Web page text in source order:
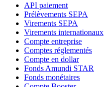
API paiement
Prélèvements SEPA
Virements SEPA
Virements internationaux
Compte entreprise
Comptes réglementés
Compte en dollar
Fonds Amundi STAR
Fonds monétaires